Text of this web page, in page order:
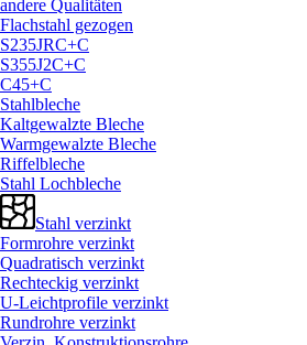
andere Qualitäten
Flachstahl gezogen
S235JRC+C
S355J2C+C
C45+C
Stahlbleche
Kaltgewalzte Bleche
Warmgewalzte Bleche
Riffelbleche
Stahl Lochbleche
Stahl verzinkt
Formrohre verzinkt
Quadratisch verzinkt
Rechteckig verzinkt
U-Leichtprofile verzinkt
Rundrohre verzinkt